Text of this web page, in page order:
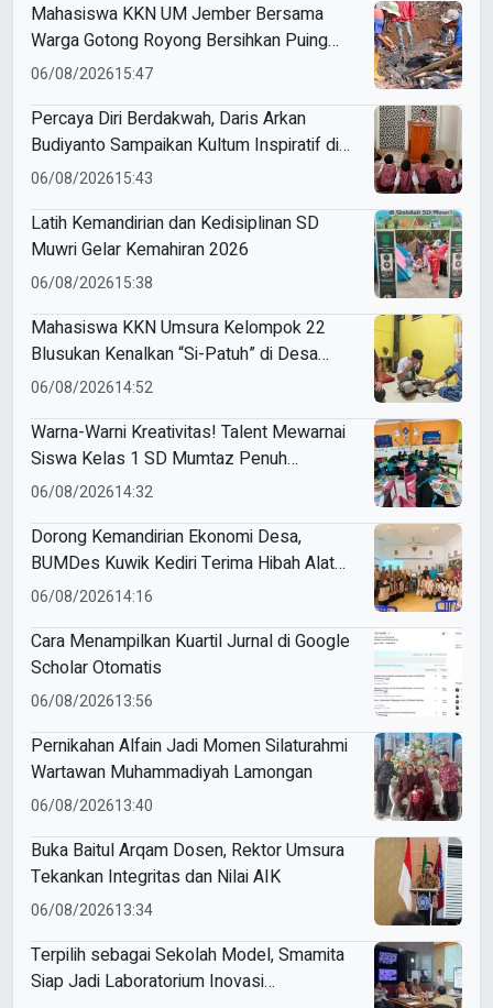
Mahasiswa KKN UM Jember Bersama
Warga Gotong Royong Bersihkan Puing
Rumah Korban Kebakaran di Desa Sumber
06/08/202615:47
Percaya Diri Berdakwah, Daris Arkan
Budiyanto Sampaikan Kultum Inspiratif di
Masjid Baiturrahman
06/08/202615:43
Latih Kemandirian dan Kedisiplinan SD
Muwri Gelar Kemahiran 2026
06/08/202615:38
Mahasiswa KKN Umsura Kelompok 22
Blusukan Kenalkan “Si-Patuh” di Desa
Banjarkejen
06/08/202614:52
Warna-Warni Kreativitas! Talent Mewarnai
Siswa Kelas 1 SD Mumtaz Penuh
Keceriaan
06/08/202614:32
Dorong Kemandirian Ekonomi Desa,
BUMDes Kuwik Kediri Terima Hibah Alat
Pencetak Briket Biomassa Briqpress
06/08/202614:16
Cara Menampilkan Kuartil Jurnal di Google
Scholar Otomatis
06/08/202613:56
Pernikahan Alfain Jadi Momen Silaturahmi
Wartawan Muhammadiyah Lamongan
06/08/202613:40
Buka Baitul Arqam Dosen, Rektor Umsura
Tekankan Integritas dan Nilai AIK
06/08/202613:34
Terpilih sebagai Sekolah Model, Smamita
Siap Jadi Laboratorium Inovasi